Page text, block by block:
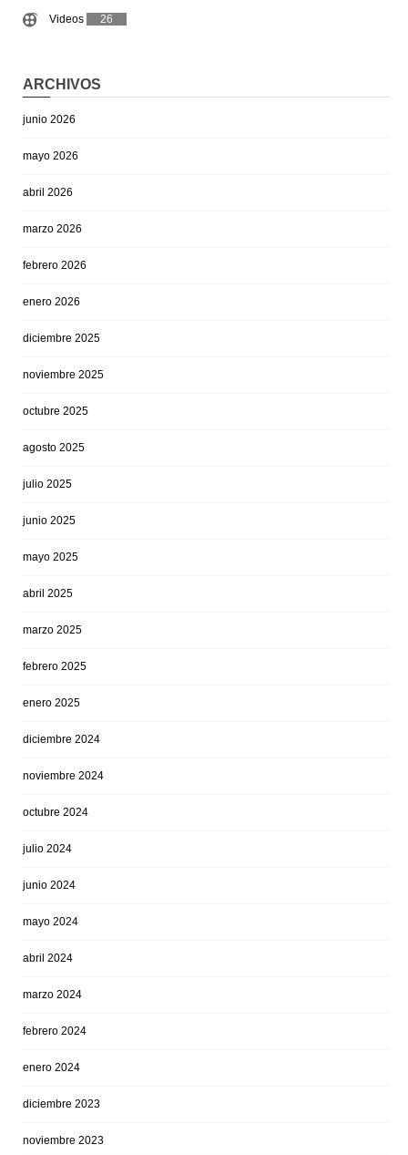
Videos 26
ARCHIVOS
junio 2026
mayo 2026
abril 2026
marzo 2026
febrero 2026
enero 2026
diciembre 2025
noviembre 2025
octubre 2025
agosto 2025
julio 2025
junio 2025
mayo 2025
abril 2025
marzo 2025
febrero 2025
enero 2025
diciembre 2024
noviembre 2024
octubre 2024
julio 2024
junio 2024
mayo 2024
abril 2024
marzo 2024
febrero 2024
enero 2024
diciembre 2023
noviembre 2023